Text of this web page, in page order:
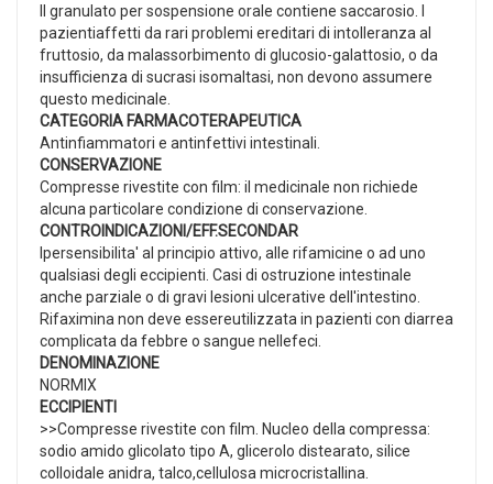
Il granulato per sospensione orale contiene saccarosio. I
pazientiaffetti da rari problemi ereditari di intolleranza al
fruttosio, da malassorbimento di glucosio-galattosio, o da
insufficienza di sucrasi isomaltasi, non devono assumere
questo medicinale.
CATEGORIA FARMACOTERAPEUTICA
Antinfiammatori e antinfettivi intestinali.
CONSERVAZIONE
Compresse rivestite con film: il medicinale non richiede
alcuna particolare condizione di conservazione.
CONTROINDICAZIONI/EFF.SECONDAR
Ipersensibilita' al principio attivo, alle rifamicine o ad uno
qualsiasi degli eccipienti. Casi di ostruzione intestinale
anche parziale o di gravi lesioni ulcerative dell'intestino.
Rifaximina non deve essereutilizzata in pazienti con diarrea
complicata da febbre o sangue nellefeci.
DENOMINAZIONE
NORMIX
ECCIPIENTI
>>Compresse rivestite con film. Nucleo della compressa:
sodio amido glicolato tipo A, glicerolo distearato, silice
colloidale anidra, talco,cellulosa microcristallina.